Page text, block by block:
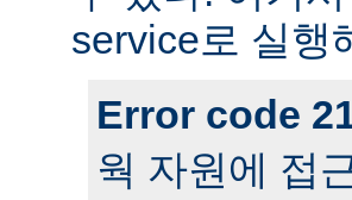
service로 실행
Error code
웍 자원에 접